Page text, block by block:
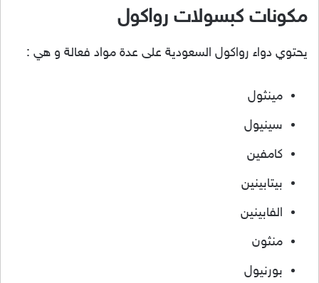
مكونات كبسولات رواكول
يحتوي دواء رواكول السعودية على عدة مواد فعالة و هي :
مينثول
سينيول
كامفين
بيتابينين
الفابينين
منثون
بورنيول